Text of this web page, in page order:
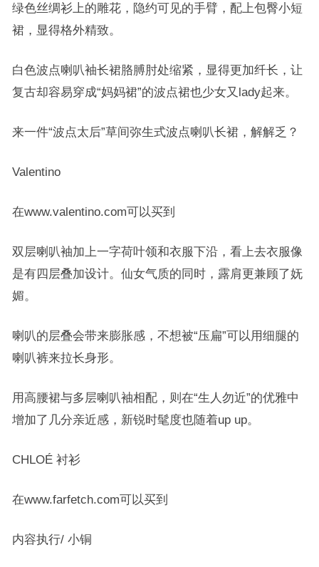
绿色丝绸衫上的雕花，隐约可见的手臂，配上包臀小短
裙，显得格外精致。
白色波点喇叭袖长裙胳膊肘处缩紧，显得更加纤长，让
复古却容易穿成“妈妈裙”的波点裙也少女又lady起来。
来一件“波点太后”草间弥生式波点喇叭长裙，解解乏？
Valentino
在www.valentino.com可以买到
双层喇叭袖加上一字荷叶领和衣服下沿，看上去衣服像
是有四层叠加设计。仙女气质的同时，露肩更兼顾了妩
媚。
喇叭的层叠会带来膨胀感，不想被“压扁”可以用细腿的
喇叭裤来拉长身形。
用高腰裙与多层喇叭袖相配，则在“生人勿近”的优雅中
增加了几分亲近感，新锐时髦度也随着up up。
CHLOÉ 衬衫
在www.farfetch.com可以买到
内容执行/ 小铜